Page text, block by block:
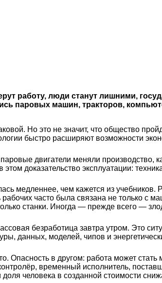
работу, люди станут лишними,
паровых машин, тракторов,
Но это не значит, что общество
быстро расширяют возможности
двигатели меняли производство,
доказательство эксплуатации:
медленнее, чем кажется из учебников.
часто была связана не только с
станки. Иногда — прежде всего —
безработица завтра утром. Это
данных, моделей, чипов и
Опасность в другом: работа может
временный исполнитель,
человека в созданной стоимости